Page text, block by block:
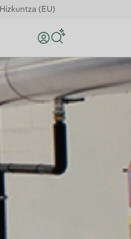
Hizkuntza (EU)
Bilatu